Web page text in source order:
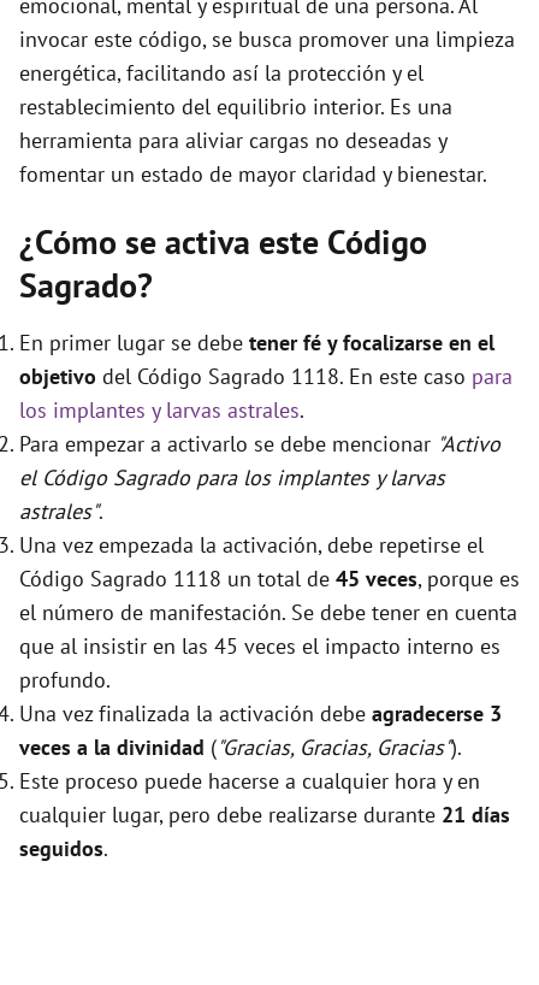
emocional, mental y espiritual de una persona. Al
invocar este código, se busca promover una limpieza
energética, facilitando así la protección y el
restablecimiento del equilibrio interior. Es una
herramienta para aliviar cargas no deseadas y
fomentar un estado de mayor claridad y bienestar.
¿Cómo se activa este Código
Sagrado?
En primer lugar se debe tener fé y focalizarse en el
objetivo del Código Sagrado 1118. En este caso para
los implantes y larvas astrales.
Para empezar a activarlo se debe mencionar "Activo
el Código Sagrado para los implantes y larvas
astrales".
Una vez empezada la activación, debe repetirse el
Código Sagrado 1118 un total de 45 veces, porque es
el número de manifestación. Se debe tener en cuenta
que al insistir en las 45 veces el impacto interno es
profundo.
Una vez finalizada la activación debe agradecerse 3
veces a la divinidad ("Gracias, Gracias, Gracias").
Este proceso puede hacerse a cualquier hora y en
cualquier lugar, pero debe realizarse durante 21 días
seguidos.